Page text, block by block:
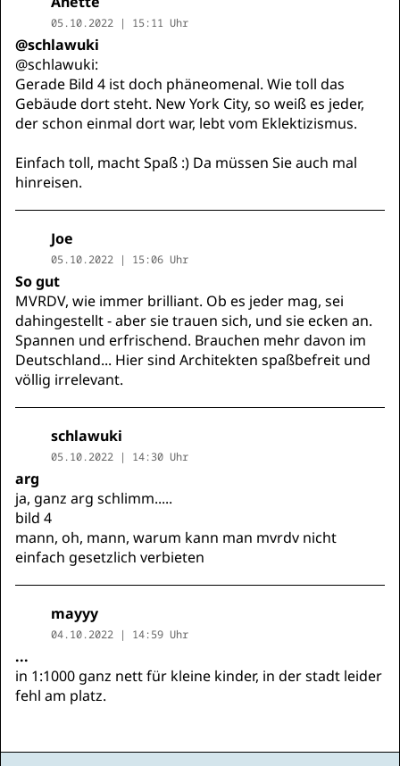
05.10.2022 | 15:11 Uhr
@schlawuki
@schlawuki:
Gerade Bild 4 ist doch phäneomenal. Wie toll das
Gebäude dort steht. New York City, so weiß es jeder,
der schon einmal dort war, lebt vom Eklektizismus.
Einfach toll, macht Spaß :) Da müssen Sie auch mal
hinreisen.
Joe
05.10.2022 | 15:06 Uhr
So gut
MVRDV, wie immer brilliant. Ob es jeder mag, sei
dahingestellt - aber sie trauen sich, und sie ecken an.
Spannen und erfrischend. Brauchen mehr davon im
Deutschland... Hier sind Architekten spaßbefreit und
völlig irrelevant.
schlawuki
05.10.2022 | 14:30 Uhr
arg
ja, ganz arg schlimm.....
bild 4
mann, oh, mann, warum kann man mvrdv nicht
einfach gesetzlich verbieten
mayyy
04.10.2022 | 14:59 Uhr
...
in 1:1000 ganz nett für kleine kinder, in der stadt leider
fehl am platz.